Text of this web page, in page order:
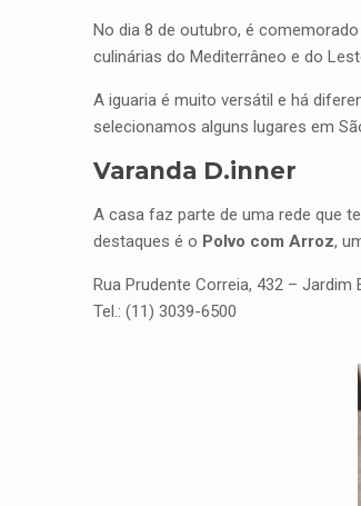
No dia 8 de outubro, é
culinárias do Mediterrâneo e do
A iguaria é muito versátil e há
selecionamos alguns lugares em
Varanda D.inner
A casa faz parte de uma rede que
destaques é o Polvo com Arroz,
Rua Prudente Correia, 432 – Jardim
Tel.: (11) 3039-6500